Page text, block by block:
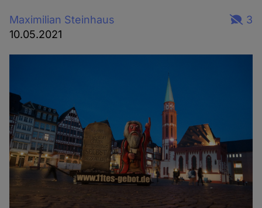
Maximilian Steinhaus
10.05.2021
3